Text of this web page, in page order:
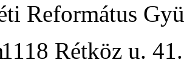
Református
Rétköz u. 41.